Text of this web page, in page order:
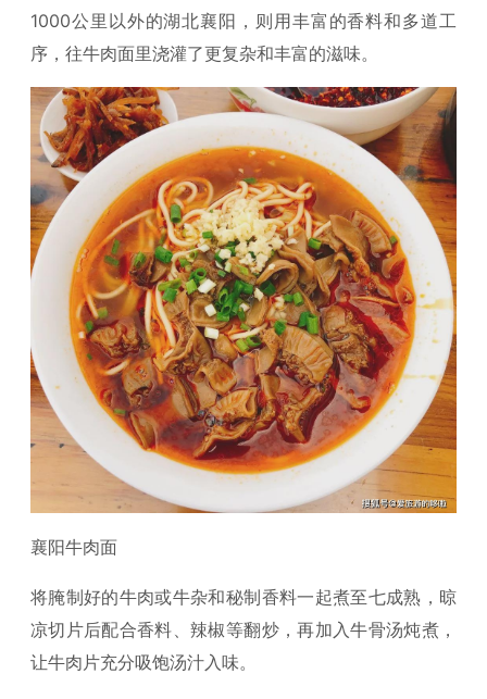
1000公里以外的湖北襄阳，则用丰富的香料和多道工
序，往牛肉面里浇灌了更复杂和丰富的滋味。
襄阳牛肉面
将腌制好的牛肉或牛杂和秘制香料一起煮至七成熟，晾
凉切片后配合香料、辣椒等翻炒，再加入牛骨汤炖煮，
让牛肉片充分吸饱汤汁入味。